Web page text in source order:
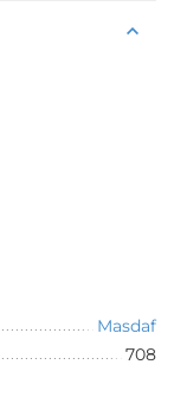
Masdaf
708